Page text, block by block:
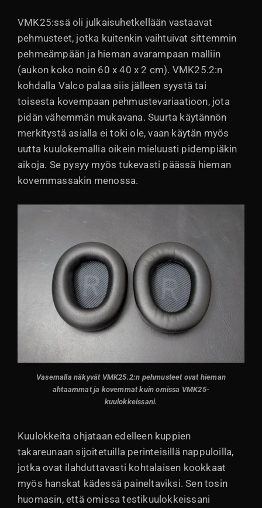
VMK25:ssä oli julkaisuhetkellään vastaavat
pehmusteet, jotka kuitenkin vaihtuivat sittemmin
pehmeämpään ja hieman avarampaan malliin
(aukon koko noin 60 x 40 x 2 cm). VMK25.2:n
kohdalla Valco palaa siis jälleen syystä tai
toisesta kovempaan pehmustevariaatioon, jota
pidän vähemmän mukavana. Suurta käytännön
merkitystä asialla ei toki ole, vaan käytän myös
uutta kuulokemallia oikein mieluusti pidempiäkin
aikoja. Se pysyy myös tukevasti päässä hieman
kovemmassakin menossa.
Vasemalla näkyvät VMK25.2:n pehmusteet ovat hieman
ahtaammat ja kovemmat kuin omissa VMK25-
kuulokkeissani.
Kuulokkeita ohjataan edelleen kuppien
takareunaan sijoitetuilla perinteisillä nappuloilla,
jotka ovat ilahduttavasti kohtalaisen kookkaat
myös hanskat kädessä paineltaviksi. Sen tosin
huomasin, että omissa testikuulokkeissani